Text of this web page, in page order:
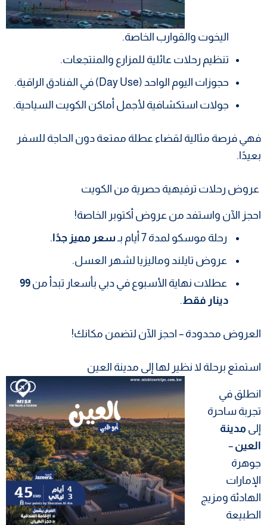
اليخوت والقوارب الخاصة.
تنظيم رحلات عائلية للمزارع والمنتجعات.
حجوزات اليوم الواحد (Day Use) في الفنادق الراقية.
جولات استكشافية لأجمل أماكن الكويت السياحية.
فهي فرصة مثالية لقضاء عطلة ممتعة دون الحاجة للسفر
بعيدًا.
عروض رحلات ترفيهية حصرية من الكويت
احجز الآن واستفد من عروض أكتوبر الخاصة!
رحلة موسكو لمدة 7 أيام بـ
سعر مميز جدًا.
عروض تايلند وماليزيا لشهر العسل.
عطلات نهاية الأسبوع في دبي بأسعار تبدأ من 99
دينار فقط.
العروض محدودة – احجز الآن لتضمن مكانك!
استمتع برحلة لا نظير لها إلى مدينة العين
انطلق في
تجربة ساحرة
إلى مدينة
العين –
جوهرة
الإمارات
الهادئة ومزيج
الطبيعة